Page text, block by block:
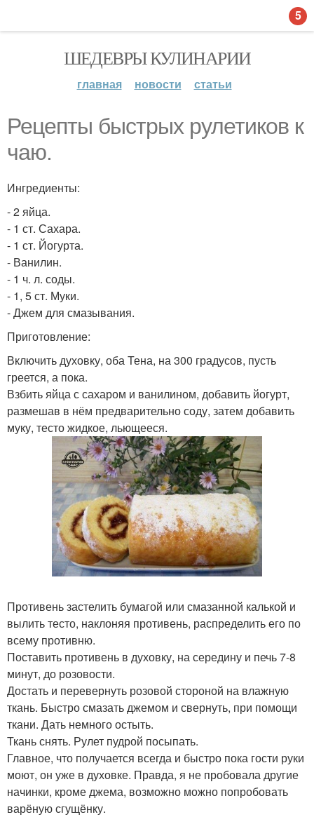
ШЕДЕВРЫ КУЛИНАРИИ
главная новости статьи
Рецепты быстрых рулетиков к
чаю.
Ингредиенты:
- 2 яйца.
- 1 ст. Сахара.
- 1 ст. Йогурта.
- Ванилин.
- 1 ч. л. соды.
- 1, 5 ст. Муки.
- Джем для смазывания.
Приготовление:
Включить духовку, оба Тена, на 300 градусов, пусть
греется, а пока.
Взбить яйца с сахаром и ванилином, добавить йогурт,
размешав в нём предварительно соду, затем добавить
муку, тесто жидкое, льющееся.
Противень застелить бумагой или смазанной калькой и
вылить тесто, наклоняя противень, распределить его по
всему противню.
Поставить противень в духовку, на середину и печь 7-8
минут, до розовости.
Достать и перевернуть розовой стороной на влажную
ткань. Быстро смазать джемом и свернуть, при помощи
ткани. Дать немного остыть.
Ткань снять. Рулет пудрой посыпать.
Главное, что получается всегда и быстро пока гости руки
моют, он уже в духовке. Правда, я не пробовала другие
начинки, кроме джема, возможно можно попробовать
варёную сгущёнку.
5